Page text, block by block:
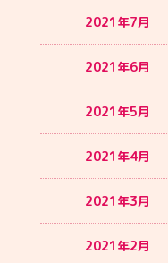
2021年7月
2021年6月
2021年5月
2021年4月
2021年3月
2021年2月